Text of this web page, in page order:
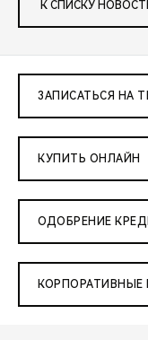
К СПИСКУ
ЗАПИСАТЬСЯ НА
КУПИТЬ ОНЛАЙН
ОДОБРЕНИЕ